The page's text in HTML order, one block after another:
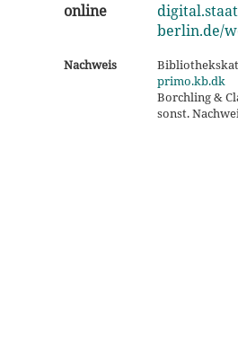
online
berlin.de/
Nachweis
primo.kb.dk
Borchling &
sonst.